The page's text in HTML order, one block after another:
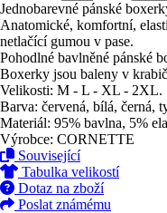
Jednobarevné pánské
Anatomické, komfortní,
netlačící gumou v pase.
Pohodlné bavlněné pánské
Boxerky jsou baleny v
Velikosti: M - L - XL - 2XL.
Barva: červená, bílá, černá,
Materiál: 95% bavlna, 5%
Výrobce: CORNETTE
Související
Tabulka velikostí
Dotaz na zboží
Poslat známému